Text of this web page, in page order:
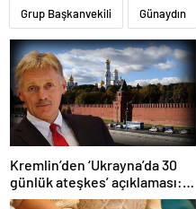
Grup Başkanvekili Günaydın
Kremlin’den ‘Ukrayna’da 30
günlük ateşkes’ açıklaması:
Bunu iyice düşünmeliyiz